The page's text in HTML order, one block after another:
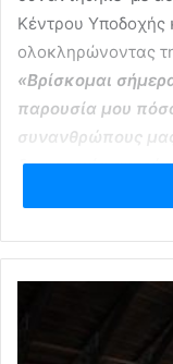
Κέντρου Υποδοχής
ολοκληρώνοντας
«Βρίσκομαι
παρουσία μου
συνανθρώπους
δημιουργία
Παράλληλα,
κατέστησε ακόμη
μέριμνας για
Είναι άνθρωποι